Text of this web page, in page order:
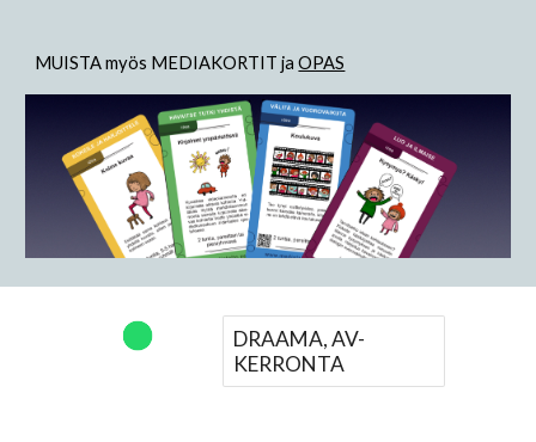
MUISTA myös MEDIAKORTIT jaOPAS
DRAAMA, AV-
KERRONTA